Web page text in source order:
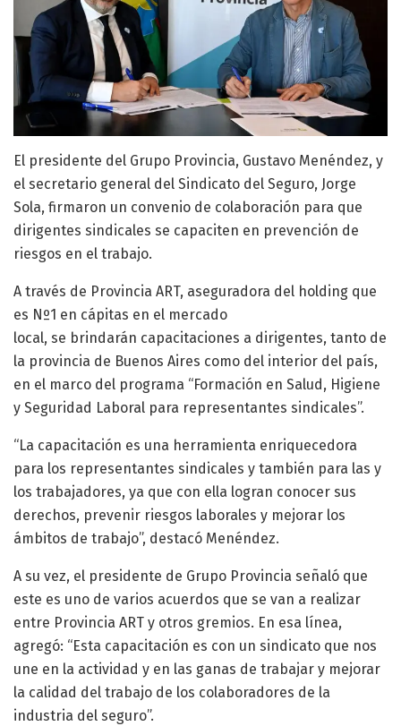
El presidente del Grupo Provincia, Gustavo Menéndez, y
el secretario general del Sindicato del Seguro, Jorge
Sola, firmaron un convenio de colaboración para que
dirigentes sindicales se capaciten en prevención de
riesgos en el trabajo.
A través de Provincia ART, aseguradora del holding que
es Nº1 en cápitas en el mercado
local, se brindarán capacitaciones a dirigentes, tanto de
la provincia de Buenos Aires como del interior del país,
en el marco del programa “Formación en Salud, Higiene
y Seguridad Laboral para representantes sindicales”.
“La capacitación es una herramienta enriquecedora
para los representantes sindicales y también para las y
los trabajadores, ya que con ella logran conocer sus
derechos, prevenir riesgos laborales y mejorar los
ámbitos de trabajo”, destacó Menéndez.
A su vez, el presidente de Grupo Provincia señaló que
este es uno de varios acuerdos que se van a realizar
entre Provincia ART y otros gremios. En esa línea,
agregó: “Esta capacitación es con un sindicato que nos
une en la actividad y en las ganas de trabajar y mejorar
la calidad del trabajo de los colaboradores de la
industria del seguro”.